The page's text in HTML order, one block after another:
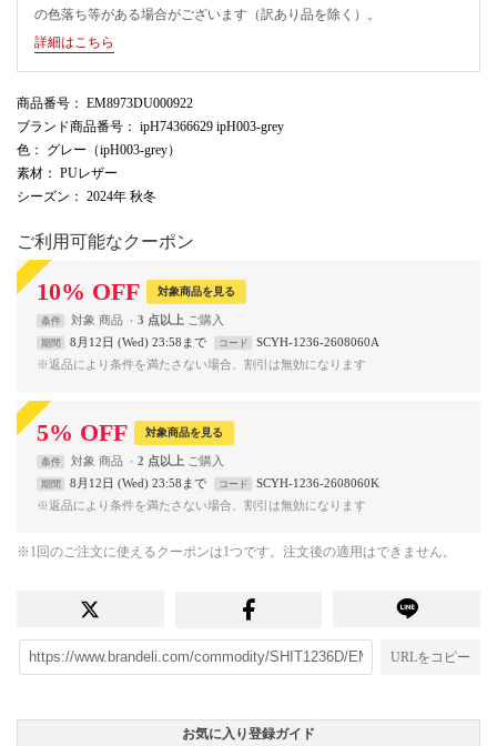
の色落ち等がある場合がございます（訳あり品を除く）。
詳細はこちら
商品番号 ： EM8973DU000922
ブランド商品番号 ： ipH74366629 ipH003-grey
色 ： グレー（ipH003-grey）
素材 ： PUレザー
シーズン ： 2024年 秋冬
ご利用可能なクーポン
10% OFF 対象商品を見る
条件 対象 商品 3 点以上
期間 8月12日 (Wed) 23:58まで コード
SCYH-1236-2608060A
※返品により条件を満たさない場合、割引は無効になります
5% OFF 対象商品を見る
条件 対象 商品 2 点以上
期間 8月12日 (Wed) 23:58まで コード
SCYH-1236-2608060K
※返品により条件を満たさない場合、割引は無効になります
※1回のご注文に使えるクーポンは1つです。注文後の適用はできません。
URLをコピー
お気に入り登録ガイド